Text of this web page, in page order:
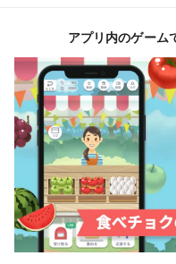
アプリ内のゲーム